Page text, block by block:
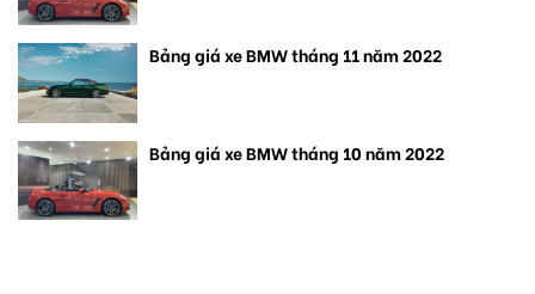
Bảng giá xe BMW tháng 11 năm 2022
Bảng giá xe BMW tháng 10 năm 2022